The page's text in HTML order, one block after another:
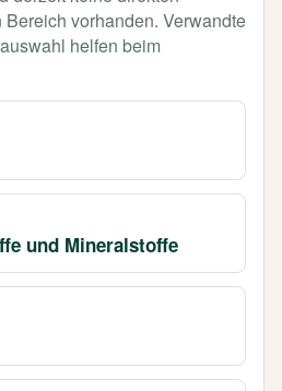
vorhanden. Verwandte
helfen beim
und Mineralstoffe